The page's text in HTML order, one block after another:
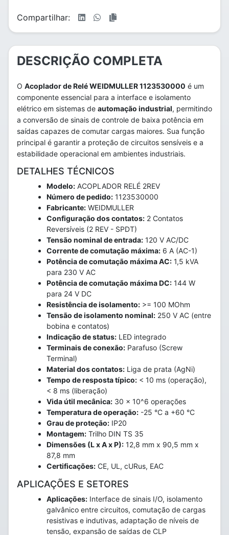
Compartilhar:
DESCRIÇÃO COMPLETA
O Acoplador de Relé WEIDMULLER 1123530000 é um
componente essencial para a interface e isolamento
elétrico em sistemas de automação industrial, permitindo
a conversão de sinais de controle de baixa potência em
saídas capazes de comutar cargas maiores. Sua função
principal é garantir a proteção de circuitos sensíveis e a
estabilidade operacional em ambientes industriais.
DETALHES TÉCNICOS
Modelo: ACOPLADOR RELÉ 2REV
Número de pedido: 1123530000
Fabricante: WEIDMULLER
Configuração dos contatos: 2 Contatos
Reversíveis (2 REV - SPDT)
Tensão nominal de entrada: 120 V AC/DC
Corrente de comutação máxima: 6 A (AC-1)
Potência de comutação máxima AC: 1,5 kVA
para 230 V AC
Potência de comutação máxima DC: 144 W
para 24 V DC
Resistência de isolamento: >= 100 MOhm
Tensão de isolamento nominal: 250 V AC (entre
bobina e contatos)
Indicação de status: LED integrado
Terminais de conexão: Parafuso (Screw
Terminal)
Material dos contatos: Liga de prata (AgNi)
Tempo de resposta típico: < 10 ms (operação),
< 8 ms (liberação)
Vida útil mecânica: 30 x 10^6 operações
Temperatura de operação: -25 °C a +60 °C
Grau de proteção: IP20
Montagem: Trilho DIN TS 35
Dimensões (L x A x P): 12,8 mm x 90,5 mm x
87,8 mm
Certificações: CE, UL, cURus, EAC
APLICAÇÕES E SETORES
Aplicações: Interface de sinais I/O, isolamento
galvânico entre circuitos, comutação de cargas
resistivas e indutivas, adaptação de níveis de
tensão, expansão de saídas de CLP